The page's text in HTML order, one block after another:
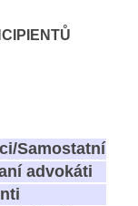
Samostatní
advokáti